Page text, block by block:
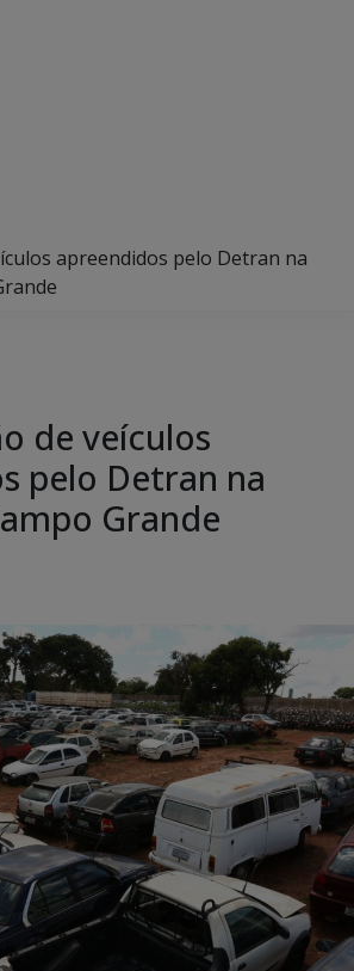
apreendidos pelo Detran na
de veículos
pelo Detran na
Grande